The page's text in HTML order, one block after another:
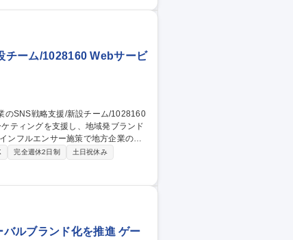
チーム/1028160 Webサービ
ティングを支援し、地域発ブランド
ンフルエンサー施策で地方企業の魅
び実行 ■キャンペーンの運用ディレ
社内関連部署との連携・協業 ■地域
完全週休2日制
土日祝休み
バルブランド化を推進 ゲー